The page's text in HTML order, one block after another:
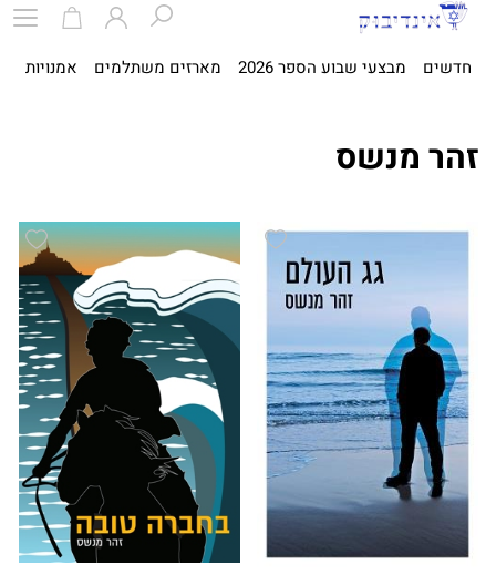
חדשים מבצעי שבוע הספר 2026 מארזים משתלמים אמנויות
זהר מנשס